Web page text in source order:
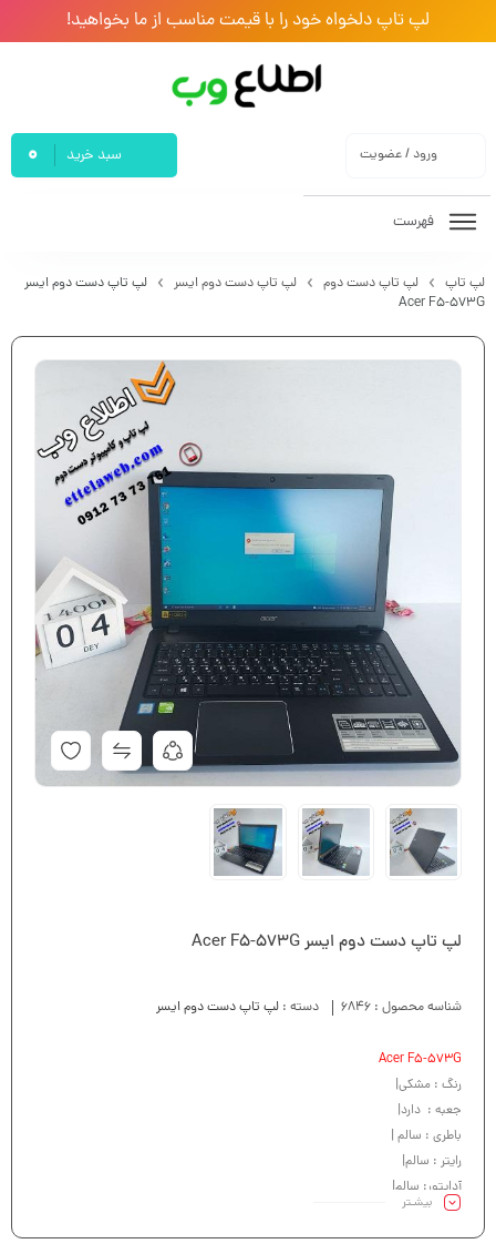
لپ تاپ دلخواه خود را با قیمت مناسب از ما بخواهید!
ورود / عضویت سبد خرید 0
فهرست
لپ تاپ لپ تاپ دست دوم لپ تاپ دست دوم ایسر
لپ تاپ دست دوم ایسر
Acer F5-573G
لپ تاپ دست دوم ایسر Acer F5-573G
شناسه محصول : 6846 دسته : لپ تاپ دست دوم ایسر
Acer F5-573G
رنگ : مشکی|
جعبه : دارد|
باطری : سالم |
رایتر : سالم|
آداپتور: سالم|
کیبرد : سالم |
بیشـتر